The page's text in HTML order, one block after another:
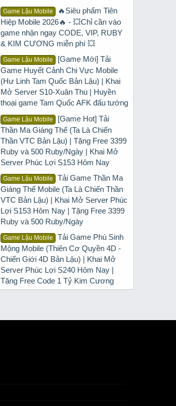
Game Lậu Mobile
🔥Siêu phẩm Tiên
Hiệp Mobile 2026🔥 - 💥Chỉ cần vào
game nhận ngay CODE, VIP, RUBY
& KIM CƯƠNG miễn phí 💥
Game Lậu Mobile
[Game Mới] Tải
Game Huyết Cảnh Chi Vực Mobile
(Hư Linh Tam Quốc Bản Lậu) | Khai
Mở Server S10-Xuân Thu | Huyền
thoại game Tam Quốc AFK đấu tướng
Game Lậu Mobile
[Game Hot] Tải
Thần Ma Giáng Thế (Ta Là Chiến
Thần VTC Bản Lậu) | Tặng Free 3399
Ruby và 500 Ruby/Ngày | Khai Mở
Server Phúc Lợi S153 Hôm Nay
Game Lậu Mobile
Tải Game Thần Ma
Giáng Thế Mobile (Ta Là Chiến Thần
VTC Bản Lậu) | Khai Mở Server Phúc
Lợi S153 Hôm Nay | Tặng Free 3399
Ruby và 500 Ruby/Ngày
Game Lậu Mobile
Tải Game Phù Sinh
Mộng Mobile (Thiên Cơ Quyền 4D -
Chiến Giới 4D Bản Lậu) | Khai Mở
Server Phúc Lợi S240 Hôm Nay |
Tặng Free Code 1 Tỷ Kim Cương